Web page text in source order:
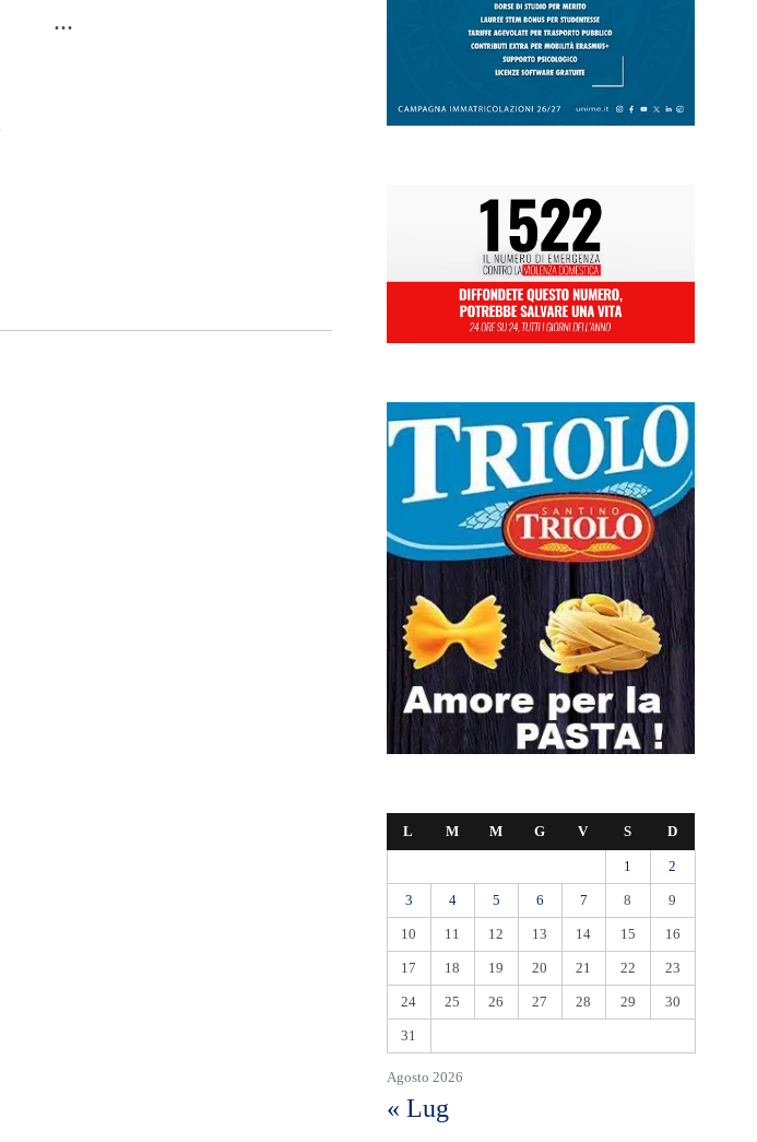
...
Agosto 2026
L M M G V S D
1 2
3 4 5 6 7 8 9
10 11 12 13 14 15 16
17 18 19 20 21 22 23
24 25 26 27 28 29 30
31
« Lug